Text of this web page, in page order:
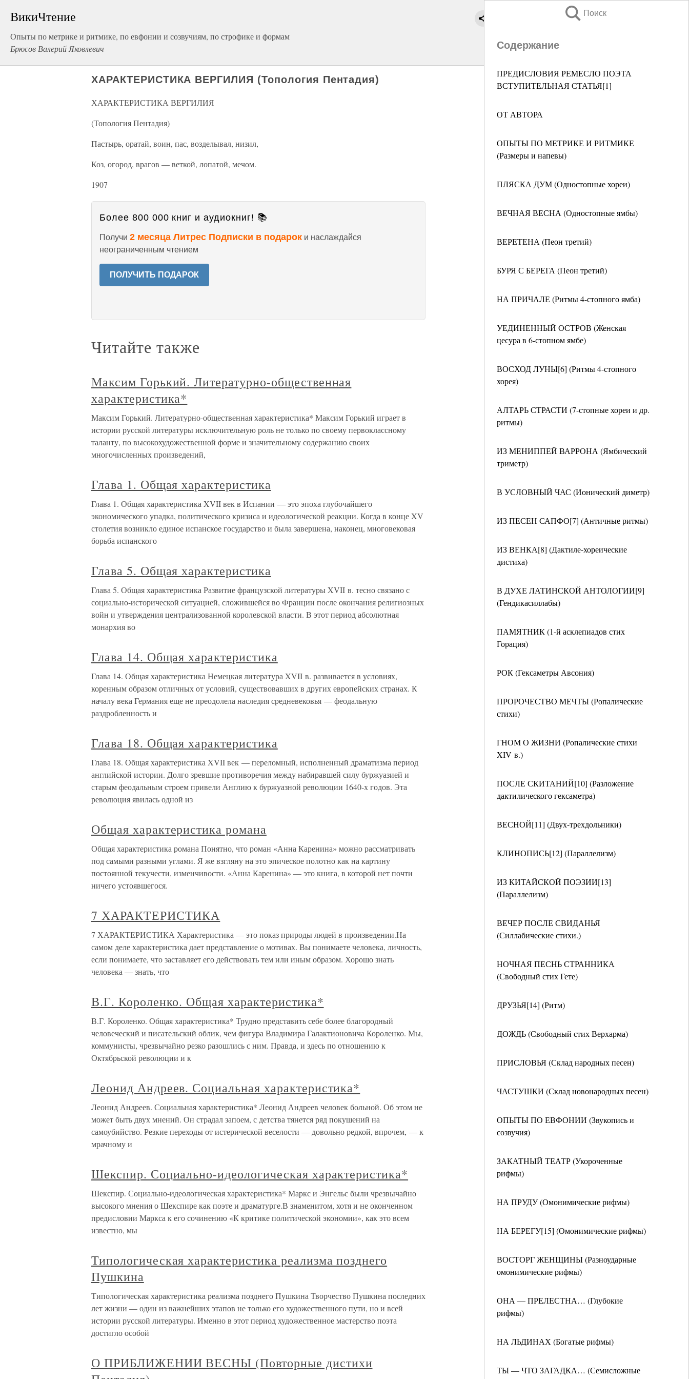
ВикиЧтение
Опыты по метрике и ритмике, по евфонии и созвучиям, по строфике и формам
Брюсов Валерий Яковлевич
Поиск
Содержание
ПРЕДИСЛОВИЯ РЕМЕСЛО ПОЭТА
ВСТУПИТЕЛЬНАЯ СТАТЬЯ[1]
ОТ АВТОРА
ОПЫТЫ ПО МЕТРИКЕ И РИТМИКЕ
(Размеры и напевы)
ПЛЯСКА ДУМ (Одностопные хореи)
ВЕЧНАЯ ВЕСНА (Одностопные ямбы)
ВЕРЕТЕНА (Пеон третий)
БУРЯ С БЕРЕГА (Пеон третий)
НА ПРИЧАЛЕ (Ритмы 4-стопного ямба)
УЕДИНЕННЫЙ ОСТРОВ (Женская
цесура в 6-стопном ямбе)
ВОСХОД ЛУНЫ[6] (Ритмы 4-стопного
хорея)
АЛТАРЬ СТРАСТИ (7-стопные хореи и др.
ритмы)
ИЗ МЕНИППЕЙ ВАРРОНА (Ямбический
триметр)
В УСЛОВНЫЙ ЧАС (Ионический диметр)
ИЗ ПЕСЕН САПФО[7] (Античные ритмы)
ИЗ ВЕНКА[8] (Дактиле-хореические
дистиха)
В ДУХЕ ЛАТИНСКОЙ АНТОЛОГИИ[9]
(Гендикасиллабы)
ПАМЯТНИК (1-й асклепиадов стих
Горация)
РОК (Гексаметры Авсония)
ПРОРОЧЕСТВО МЕЧТЫ (Ропалические
стихи)
ГНОМ О ЖИЗНИ (Ропалические стихи
XIV в.)
ПОСЛЕ СКИТАНИЙ[10] (Разложение
дактилического гексаметра)
ВЕСНОЙ[11] (Двух-трехдольники)
КЛИНОПИСЬ[12] (Параллелизм)
ИЗ КИТАЙСКОЙ ПОЭЗИИ[13]
(Параллелизм)
ВЕЧЕР ПОСЛЕ СВИДАНЬЯ
(Силлабические стихи.)
НОЧНАЯ ПЕСНЬ СТРАННИКА
(Свободный стих Гете)
ДРУЗЬЯ[14] (Ритм)
ДОЖДЬ (Свободный стих Верхарма)
ПРИСЛОВЬЯ (Склад народных песен)
ЧАСТУШКИ (Склад новонародных песен)
ОПЫТЫ ПО ЕВФОНИИ (Звукопись и
созвучия)
ЗАКАТНЫЙ ТЕАТР (Укороченные
рифмы)
НА ПРУДУ (Омонимические рифмы)
НА БЕРЕГУ[15] (Омонимические рифмы)
ВОСТОРГ ЖЕНЩИНЫ (Разноударные
омонимические рифмы)
ОНА — ПРЕЛЕСТНА… (Глубокие
рифмы)
НА ЛЬДИНАХ (Богатые рифмы)
ТЫ — ЧТО ЗАГАДКА… (Семисложные
ХАРАКТЕРИСТИКА ВЕРГИЛИЯ (Топология Пентадия)
ХАРАКТЕРИСТИКА ВЕРГИЛИЯ
(Топология Пентадия)
Пастырь, оратай, воин, пас, возделывал, низил,
Коз, огород, врагов — веткой, лопатой, мечом.
1907
Более 800 000 книг и аудиокниг! 📚
Получи 2 месяца Литрес Подписки в подарок и наслаждайся
неограниченным чтением
ПОЛУЧИТЬ ПОДАРОК
Читайте также
Максим Горький. Литературно-общественная
характеристика*
Максим Горький. Литературно-общественная характеристика* Максим Горький играет в
истории русской литературы исключительную роль не только по своему первоклассному
таланту, по высокохудожественной форме и значительному содержанию своих
многочисленных произведений,
Глава 1. Общая характеристика
Глава 1. Общая характеристика XVII век в Испании — это эпоха глубочайшего
экономического упадка, политического кризиса и идеологической реакции. Когда в конце XV
столетия возникло единое испанское государство и была завершена, наконец, многовековая
борьба испанского
Глава 5. Общая характеристика
Глава 5. Общая характеристика Развитие французской литературы XVII в. тесно связано с
социально-исторической ситуацией, сложившейся во Франции после окончания религиозных
войн и утверждения централизованной королевской власти. В этот период абсолютная
монархия во
Глава 14. Общая характеристика
Глава 14. Общая характеристика Немецкая литература XVII в. развивается в условиях,
коренным образом отличных от условий, существовавших в других европейских странах. К
началу века Германия еще не преодолела наследия средневековья — феодальную
раздробленность и
Глава 18. Общая характеристика
Глава 18. Общая характеристика XVII век — переломный, исполненный драматизма период
английской истории. Долго зревшие противоречия между набиравшей силу буржуазией и
старым феодальным строем привели Англию к буржуазной революции 1640-х годов. Эта
революция явилась одной из
Общая характеристика романа
Общая характеристика романа Понятно, что роман «Анна Каренина» можно рассматривать
под самыми разными углами. Я же взгляну на это эпическое полотно как на картину
постоянной текучести, изменчивости. «Анна Каренина» — это книга, в которой нет почти
ничего устоявшегося.
7 ХАРАКТЕРИСТИКА
7 ХАРАКТЕРИСТИКА Характеристика — это показ природы людей в произведении.На
самом деле характеристика дает представление о мотивах. Вы понимаете человека, личность,
если понимаете, что заставляет его действовать тем или иным образом. Хорошо знать
человека — знать, что
В.Г. Короленко. Общая характеристика*
В.Г. Короленко. Общая характеристика* Трудно представить себе более благородный
человеческий и писательский облик, чем фигура Владимира Галактионовича Короленко. Мы,
коммунисты, чрезвычайно резко разошлись с ним. Правда, и здесь по отношению к
Октябрьской революции и к
Леонид Андреев. Социальная характеристика*
Леонид Андреев. Социальная характеристика* Леонид Андреев человек больной. Об этом не
может быть двух мнений. Он страдал запоем, с детства тянется ряд покушений на
самоубийство. Резкие переходы от истерической веселости — довольно редкой, впрочем, — к
мрачному и
Шекспир. Социально-идеологическая характеристика*
Шекспир. Социально-идеологическая характеристика* Маркс и Энгельс были чрезвычайно
высокого мнения о Шекспире как поэте и драматурге.В знаменитом, хотя и не оконченном
предисловии Маркса к его сочинению «К критике политической экономии», как это всем
известно, мы
Типологическая характеристика реализма позднего
Пушкина
Типологическая характеристика реализма позднего Пушкина Творчество Пушкина последних
лет жизни — один из важнейших этапов не только его художественного пути, но и всей
истории русской литературы. Именно в этот период художественное мастерство поэта
достигло особой
О ПРИБЛИЖЕНИИ ВЕСНЫ (Повторные дистихи